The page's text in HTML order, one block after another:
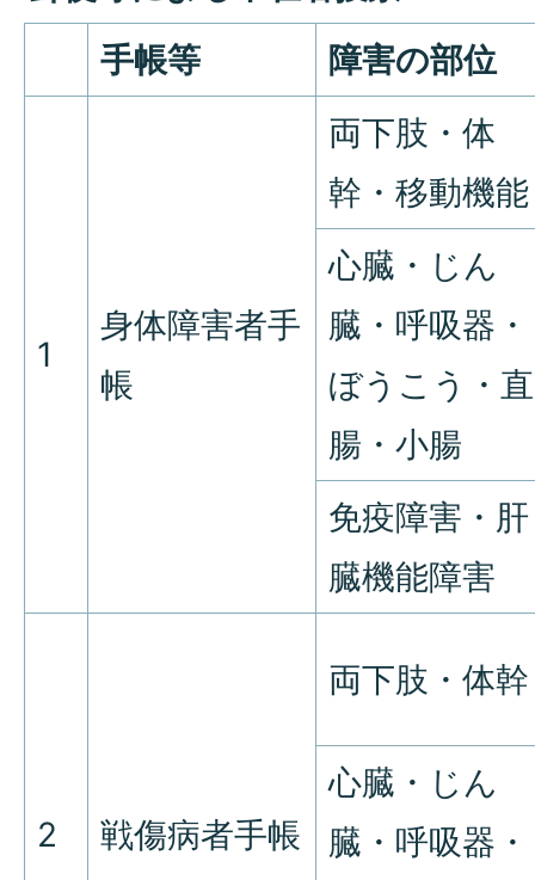
手帳等
障害の部位
1
身体障害者手
帳
両下肢・体
幹・移動機能
心臓・じん
臓・呼吸器・
ぼうこう・直
腸・小腸
免疫障害・肝
臓機能障害
2 戦傷病者手帳
両下肢・体幹
心臓・じん
臓・呼吸器・